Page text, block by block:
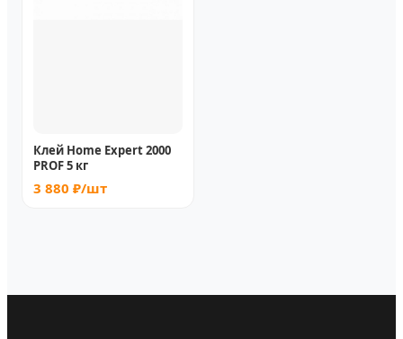
Клей Home Expert 2000
PROF 5 кг
3 880 ₽/шт